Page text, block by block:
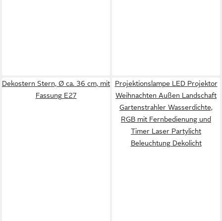
Dekostern Stern, Ø ca. 36 cm, mit
Fassung E27
Projektionslampe LED Projektor
Weihnachten Außen Landschaft
Gartenstrahler Wasserdichte,
RGB mit Fernbedienung und
Timer Laser Partylicht
Beleuchtung Dekolicht